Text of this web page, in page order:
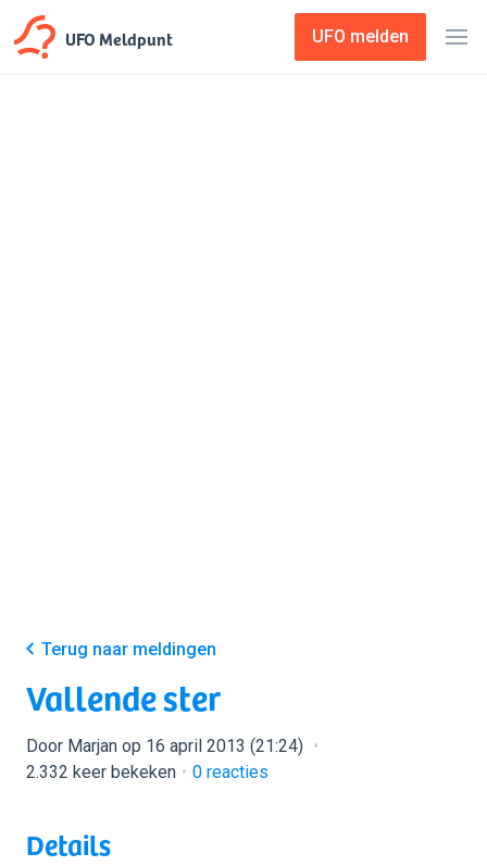
UFO Meldpunt UFO melden
Terug naar meldingen
Vallende ster
Door Marjan op 16 april 2013 (21:24)
2.332 keer bekeken
0 reacties
Details